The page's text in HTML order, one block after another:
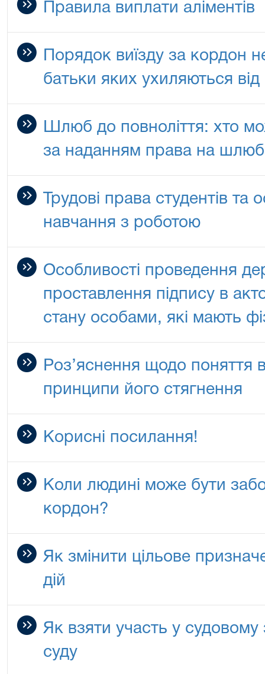
Правила виплати аліментів
Порядок виїзду за кордон
батьки яких ухиляються від
Шлюб до повноліття: хто
за наданням права на шлюб
Трудові права студентів та
навчання з роботою
Особливості проведення
проставлення підпису в
стану особами, які мають
Роз’яснення щодо поняття
принципи його стягнення
Корисні посилання!
Коли людині може бути
кордон?
Як змінити цільове
дій
Як взяти участь у судовому
суду